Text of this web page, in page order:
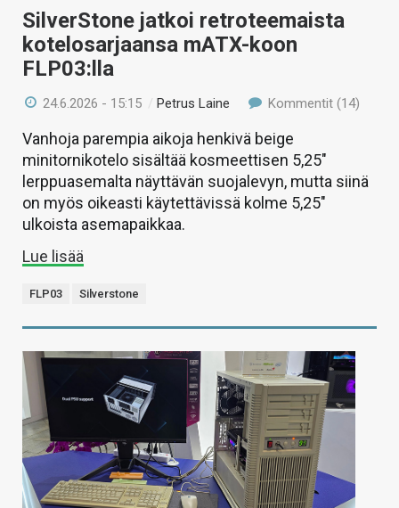
SilverStone jatkoi retroteemaista
kotelosarjaansa mATX-koon
FLP03:lla
24.6.2026 - 15:15 /Petrus Laine Kommentit (14)
Vanhoja parempia aikoja henkivä beige
minitornikotelo sisältää kosmeettisen 5,25″
lerppuasemalta näyttävän suojalevyn, mutta siinä
on myös oikeasti käytettävissä kolme 5,25″
ulkoista asemapaikkaa.
Lue lisää
FLP03 Silverstone